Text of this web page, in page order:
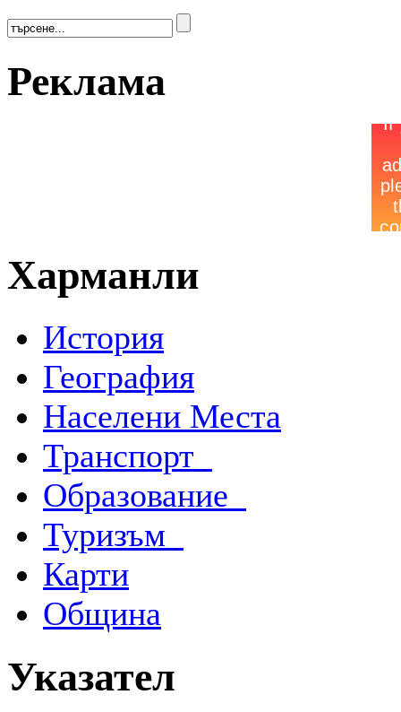
Реклама
Харманли
История
География
Населени Места
Транспорт
Образование
Туризъм
Карти
Община
Указател